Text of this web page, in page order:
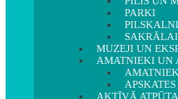
PARKI
PILSKALNI
MUZEJI UN
AMATNIEKI UN
AKTĪVĀ